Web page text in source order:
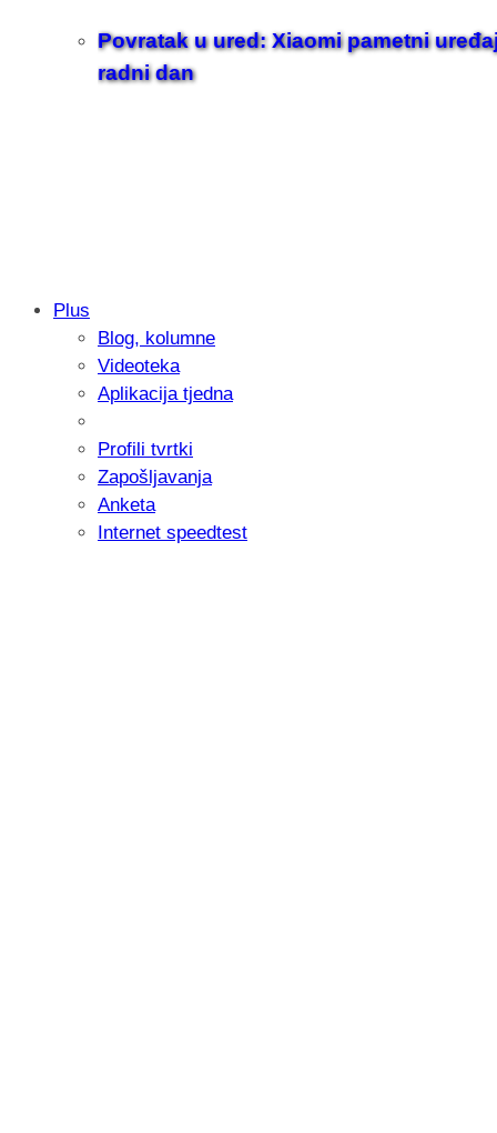
Povratak u ured: Xiaomi pametni
radni dan
Samsung otkrio kako je nastajala
donijelo tanje i izdržljivije preklopne
Plus
Blog, kolumne
Videoteka
Aplikacija tjedna
Profili tvrtki
Zapošljavanja
Anketa
Internet speedtest